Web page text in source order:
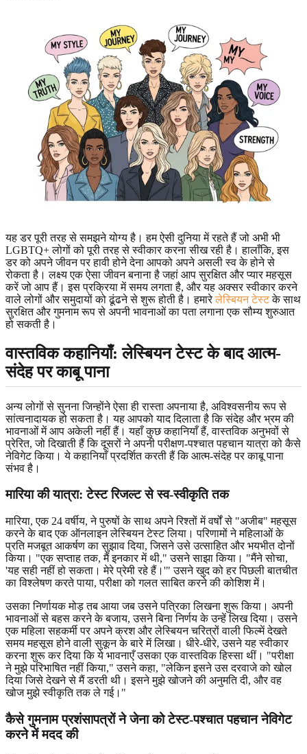
यह डर पूरी तरह से समझने योग्य है। हम ऐसी दुनिया में रहते हैं जो अभी भी
LGBTQ+ लोगों को पूरी तरह से स्वीकार करना सीख रही है। हालाँकि, इस
डर को अपने जीवन पर हावी होने देना आपको अपने असली स्व के होने से
रोकता है। लक्ष्य एक ऐसा जीवन बनाना है जहां आप सुरक्षित और प्यार महसूस
करें जो आप हैं। इस प्रक्रिया में समय लगता है, और यह अक्सर स्वीकार करने
वाले लोगों और समुदायों को ढूंढने से शुरू होती है। हमारेलेस्बियन टेस्टके साथ
सुरक्षित और गुमनाम रूप से अपनी भावनाओं का पता लगाना एक सौम्य शुरुआत
हो सकती है।
वास्तविक कहानियाँ: लेस्बियन टेस्ट के बाद आत्म-
संदेह पर काबू पाना
अन्य लोगों से सुनना जिन्होंने ऐसा ही रास्ता अपनाया है, अविश्वसनीय रूप से
सांत्वनादायक हो सकता है। यह आपको याद दिलाता है कि संदेह और भ्रम की
भावनाओं में आप अकेली नहीं हैं। यहाँ कुछ कहानियाँ हैं, वास्तविक अनुभवों से
प्रेरित, जो दिखाती हैं कि दूसरों ने अपनी परीक्षण-पश्चात पहचान यात्रा को कैसे
नेविगेट किया। ये कहानियाँ प्रदर्शित करती हैं कि आत्म-संदेह पर काबू पाना
संभव है।
मारिया की यात्रा: टेस्ट रिजल्ट से स्व-स्वीकृति तक
मारिया, एक 24 वर्षीय, ने पुरुषों के साथ अपने रिश्तों में वर्षों से "अजीब" महसूस
करने के बाद एक ऑनलाइन लेस्बियन टेस्ट लिया। परिणामों ने महिलाओं के
प्रति मजबूत आकर्षण का सुझाव दिया, जिसने उसे उत्साहित और भयभीत दोनों
किया। "एक सप्ताह तक, मैं इनकार में थी," उसने साझा किया। "मैंने सोचा,
'यह सही नहीं हो सकता। मेरे प्रेमी रहे हैं।'" उसने खुद को हर पिछली बातचीत
का विश्लेषण करते पाया, परीक्षा को गलत साबित करने की कोशिश में।
उसका निर्णायक मोड़ तब आया जब उसने पत्रिका लिखना शुरू किया। अपनी
भावनाओं से बहस करने के बजाय, उसने बिना निर्णय के उन्हें लिख दिया। उसने
एक महिला सहकर्मी पर अपने क्रश और लेस्बियन चरित्रों वाली फिल्में देखते
समय महसूस होने वाली सुकून के बारे में लिखा। धीरे-धीरे, उसने यह स्वीकार
करना शुरू कर दिया कि ये भावनाएँ उसका एक वास्तविक हिस्सा थीं। "परीक्षा
ने मुझे परिभाषित नहीं किया," उसने कहा, "लेकिन इसने उस दरवाजे को खोल
दिया जिसे देखने से मैं डरती थी। इसने मुझे खोजने की अनुमति दी, और वह
खोज मुझे स्वीकृति तक ले गई।"
कैसे गुमनाम प्रशंसापत्रों ने जेना को टेस्ट-पश्चात पहचान नेविगेट
करने में मदद की